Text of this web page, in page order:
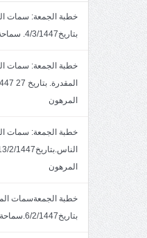
بتاريخ4/3/1447. سماحة الشيخ مصطفى المرهون
المرهون
المرهون
بتاريخ6/2/1447.سماحة الشيخ مصطفى المرهون